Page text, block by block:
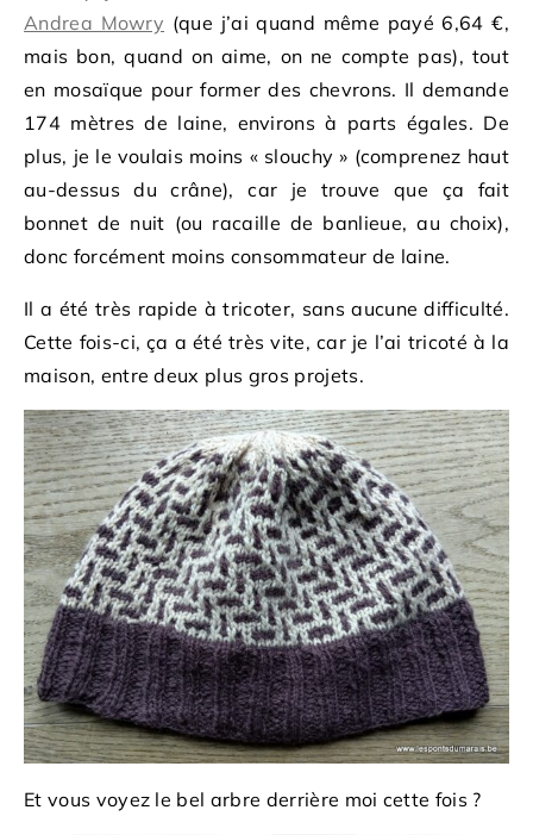
Andrea Mowry (que j’ai quand même payé 6,64 €,
mais bon, quand on aime, on ne compte pas), tout
en mosaïque pour former des chevrons. Il demande
174 mètres de laine, environs à parts égales. De
plus, je le voulais moins « slouchy » (comprenez haut
au-dessus du crâne), car je trouve que ça fait
bonnet de nuit (ou racaille de banlieue, au choix),
donc forcément moins consommateur de laine.
Il a été très rapide à tricoter, sans aucune difficulté.
Cette fois-ci, ça a été très vite, car je l’ai tricoté à la
maison, entre deux plus gros projets.
Et vous voyez le bel arbre derrière moi cette fois ?